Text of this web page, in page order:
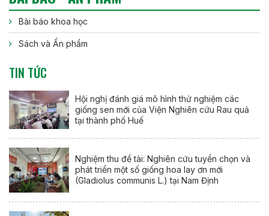
Bài báo khoa học
Sách và Ấn phẩm
TIN TỨC
Hội nghị đánh giá mô hình thử nghiệm các
giống sen mới của Viện Nghiên cứu Rau quả
tại thành phố Huế
Nghiệm thu đề tài: Nghiên cứu tuyển chọn và
phát triển một số giống hoa lay ơn mới
(Gladiolus communis L.) tại Nam Định